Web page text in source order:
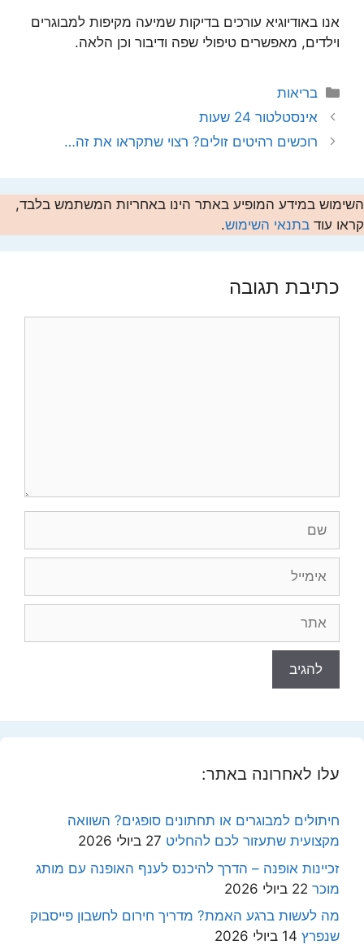
אנו באודיוגיא עורכים בדיקות שמיעה מקיפות למבוגרים
וילדים, מאפשרים טיפולי שפה ודיבור וכן הלאה.
קטגוריות
בריאות
אינסטלטור 24 שעות
רוכשים רהיטים זולים? רצוי שתקראו את זה…
השימוש במידע המופיע באתר הינו באחריות המשתמש בלבד,
קראו עוד בתנאי השימוש.
כתיבת תגובה
עלו לאחרונה באתר:
חיתולים למבוגרים או תחתונים סופגים? השוואה
מקצועית שתעזור לכם להחליט 27 ביולי 2026
זכיינות אופנה – הדרך להיכנס לענף האופנה עם מותג
מוכר 22 ביולי 2026
מה לעשות ברגע האמת? מדריך חירום לחשבון פייסבוק
שנפרץ 14 ביולי 2026